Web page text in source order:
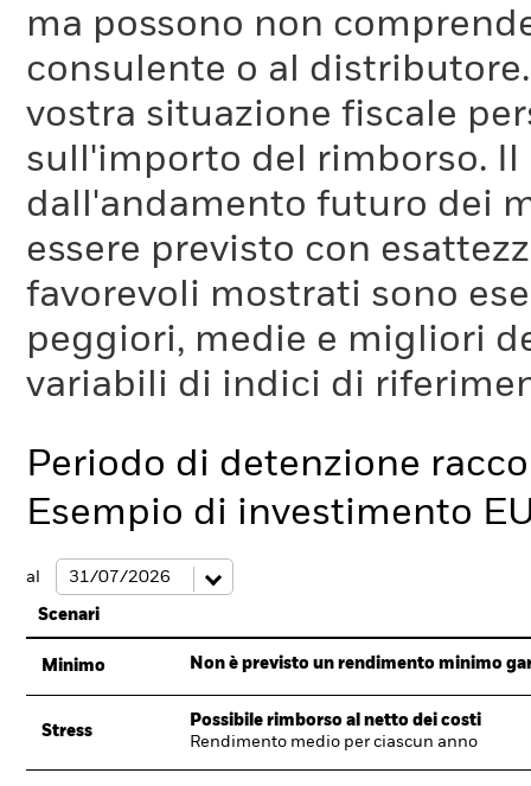
ma possono non
consulente o al
vostra situazione fiscale
sull'importo del rimborso.
dall'andamento futuro dei
essere previsto con
favorevoli mostrati sono
peggiori, medie e migliori
variabili di indici di
Periodo di detenzione
Esempio di investimento
al
Scenari
Minimo Non è previsto un rendimento minimo
Stress
Possibile rimborso al netto dei costi
Rendimento medio per ciascun anno